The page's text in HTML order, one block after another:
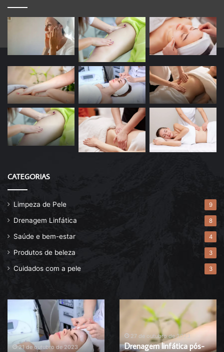
CATEGORIAS
Limpeza de Pele 9
Drenagem Linfática 8
Saúde e bem-estar 4
Produtos de beleza 3
Cuidados com a pele 3
Descubra
o
melhor
esfoliante
21 de outubro de 2023
Drenagem
operatória
de
27 de outubro de 2023
Drenagem linfática pós-